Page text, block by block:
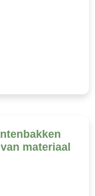
materiaal